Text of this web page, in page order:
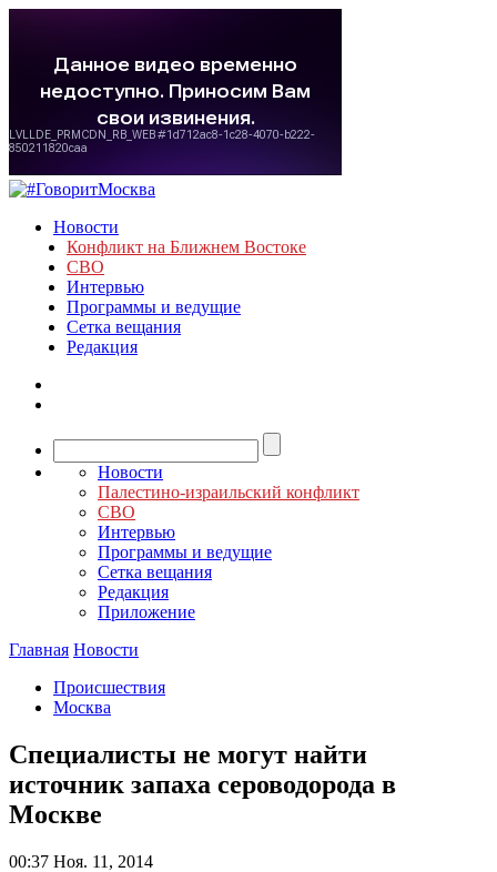
Новости
Конфликт на Ближнем Востоке
СВО
Интервью
Программы и ведущие
Сетка вещания
Редакция
Новости
Палестино-израильский конфликт
СВО
Интервью
Программы и ведущие
Сетка вещания
Редакция
Приложение
Главная Новости
Происшествия
Москва
Специалисты не могут найти
источник запаха сероводорода в
Москве
00:37 Ноя. 11, 2014